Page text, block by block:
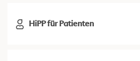
HiPP für Patienten